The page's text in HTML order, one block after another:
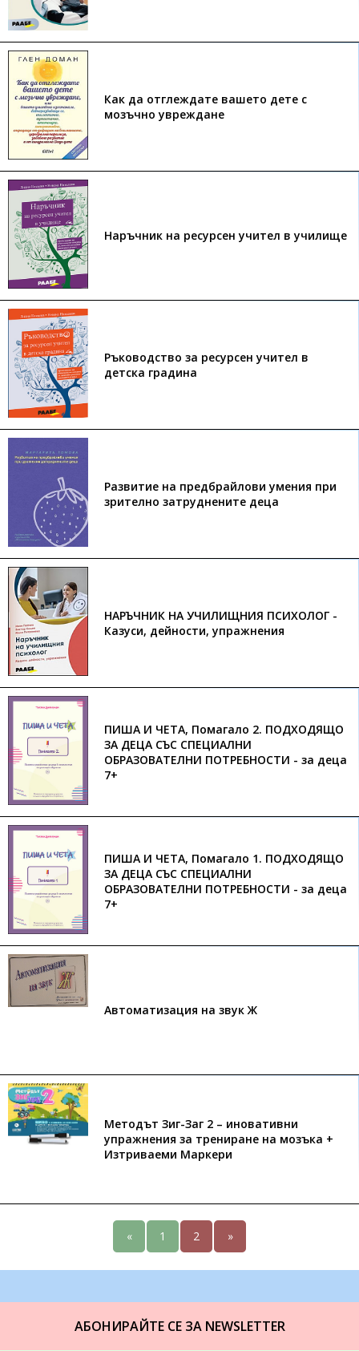
Как да отглеждате вашето дете с
мозъчно увреждане
Наръчник на ресурсен учител в училище
Ръководство за ресурсен учител в
детска градина
Развитие на предбрайлови умения при
зрително затруднените деца
НАРЪЧНИК НА УЧИЛИЩНИЯ ПСИХОЛОГ -
Казуси, дейности, упражнения
ПИША И ЧЕТА, Помагало 2. ПОДХОДЯЩО
ЗА ДЕЦА СЪС СПЕЦИАЛНИ
ОБРАЗОВАТЕЛНИ ПОТРЕБНОСТИ - за деца
7+
ПИША И ЧЕТА, Помагало 1. ПОДХОДЯЩО
ЗА ДЕЦА СЪС СПЕЦИАЛНИ
ОБРАЗОВАТЕЛНИ ПОТРЕБНОСТИ - за деца
7+
Автоматизация на звук Ж
Методът Зиг-Заг 2 – иновативни
упражнения за трениране на мозъка +
Изтриваеми Маркери
« 1 2 »
АБОНИРАЙТЕ СЕ ЗА NEWSLETTER